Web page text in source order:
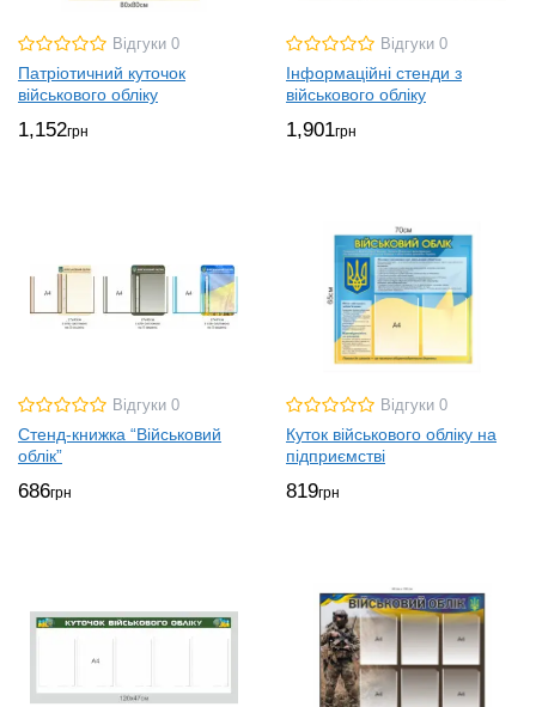
Відгуки 0
Патріотичний куточок
військового обліку
1,152грн
Відгуки 0
Інформаційні стенди з
військового обліку
1,901грн
Відгуки 0
Стенд-книжка “Військовий
облік”
686грн
Відгуки 0
Куток військового обліку на
підприємстві
819грн